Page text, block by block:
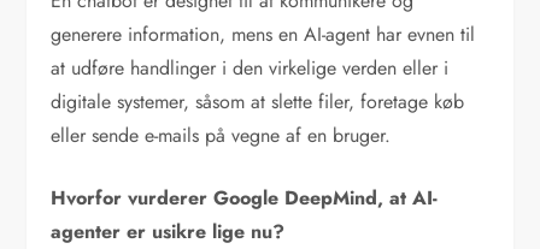
generere information, mens en AI-agent har evnen til
at udføre handlinger i den virkelige verden eller i
digitale systemer, såsom at slette filer, foretage køb
eller sende e-mails på vegne af en bruger.
Hvorfor vurderer Google DeepMind, at AI-
agenter er usikre lige nu?